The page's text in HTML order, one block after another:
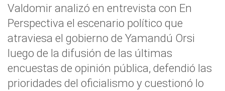
Valdomir analizó en entrevista con En
Perspectiva el escenario político que
atraviesa el gobierno de Yamandú Orsi
luego de la difusión de las últimas
encuestas de opinión pública, defendió las
prioridades del oficialismo y cuestionó lo